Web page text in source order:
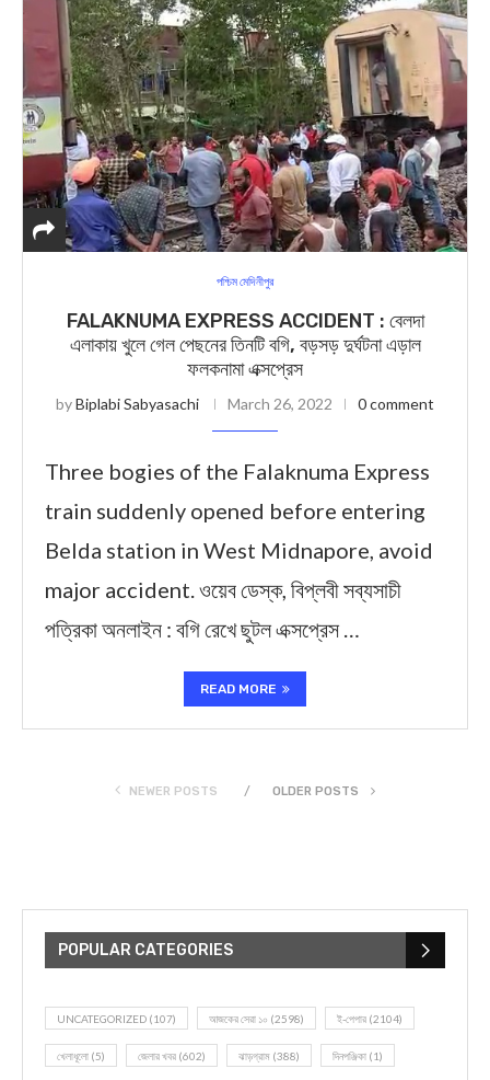
পশ্চিম মেদিনীপুর
FALAKNUMA EXPRESS ACCIDENT : বেলদা
এলাকায় খুলে গেল পেছনের তিনটি বগি, বড়সড় দুর্ঘটনা এড়াল
ফলকনামা এক্সপ্রেস
byBiplabi Sabyasachi March 26, 2022 0 comment
Three bogies of the Falaknuma Express
train suddenly opened before entering
Belda station in West Midnapore, avoid
major accident. ওয়েব ডেস্ক, বিপ্লবী সব্যসাচী
পত্রিকা অনলাইন : বগি রেখে ছুটল এক্সপ্রেস …
READ MORE
NEWER POSTS OLDER POSTS
POPULAR CATEGORIES
UNCATEGORIZED (107) আজকের সেরা ১০ (2598) ই-পেপার (2104)
খেলাধূলো (5) জেলার খবর (602) ঝাড়গ্রাম (388) দিনপঞ্জিকা (1)